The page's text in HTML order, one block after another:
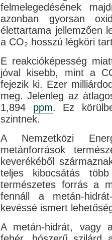
felmelegedésének
azonban gyorsan
élettartama jellemzően
a CO₂ hosszú légköri
E reakcióképesség
jóval kisebb, mint a
fejezik ki. Ezer
meg. Jelenleg az
1,894 ppm. Ez
szintnek.
A Nemzetközi
metánforrások
keverékéből
teljes kibocsátás
természetes forrás a
fennáll a metán-
kevéssé ismert
A metán-hidrát, vagy